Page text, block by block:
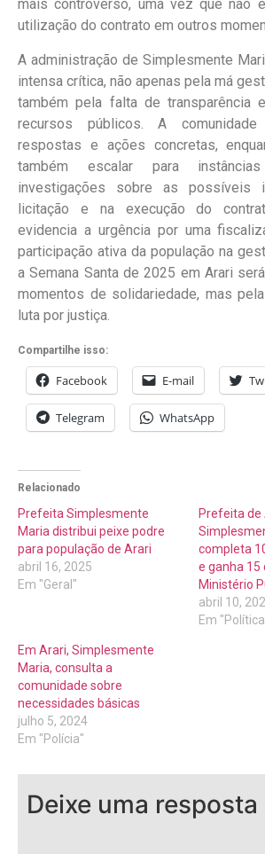
mais controverso, uma vez que não
utilização do contrato em outros
A administração de Simplesmente
intensa crítica, não apenas pela má
também pela falta de transparência
recursos públicos. A
respostas e ações concretas,
também escalar para
investigações sobre as possíveis
licitação e na execução do
evidencia a urgência por uma
participação ativa da população na
a Semana Santa de 2025 em Arari
momentos de solidariedade, mas
luta por justiça.
Compartilhe isso:
Facebook E-mail
Telegram WhatsApp
Relacionado
Prefeita Simplesmente
Maria distribui peixe podre
para população de Arari
abril 16, 2025
Em "Geral"
Prefeita de
completa
e ganha 15
Ministério
abril 10,
Em
Em Arari, Simplesmente
Maria, consulta a
comunidade sobre
necessidades básicas
julho 5, 2024
Em "Polícia"
Deixe uma resposta